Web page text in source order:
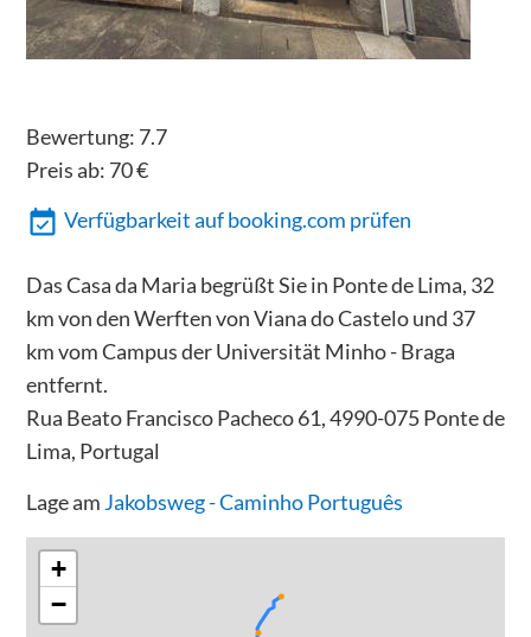
Bewertung: 7.7
Preis ab: 70€
Verfügbarkeit auf booking.com prüfen
Das Casa da Maria begrüßt Sie in Ponte de Lima, 32
km von den Werften von Viana do Castelo und 37
km vom Campus der Universität Minho - Braga
entfernt.
Rua Beato Francisco Pacheco 61, 4990-075 Ponte de
Lima, Portugal
Lage am Jakobsweg - Caminho Português
+
−